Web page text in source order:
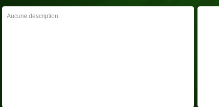
Aucune description.